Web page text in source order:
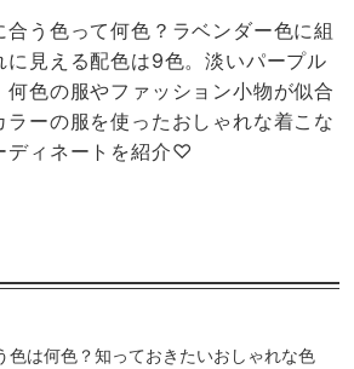
合う色って何色？ラベンダー色に組
に見える配色は9色。淡いパープル
色の服やファッション小物が似合
ラーの服を使ったおしゃれな着こな
ディネートを紹介♡
色は何色？知っておきたいおしゃれな色